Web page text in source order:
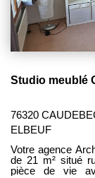
Studio meublé
76320
ELBEUF
Votre agence
de 21 m² situé
pièce de vie